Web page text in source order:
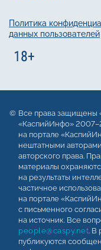
Политика
данных пользователей
Все права защищены
«КаспийИнфо»
на портале
нештатными
авторского права.
материалы
на результаты
частичное
на портале
с письменного
на источник. Все
people@caspy.net. В
публикуются